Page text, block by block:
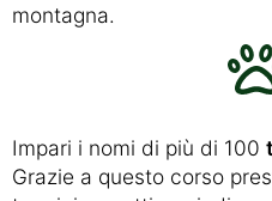
montagna.
Impari i nomi di più di 100
Grazie a questo corso